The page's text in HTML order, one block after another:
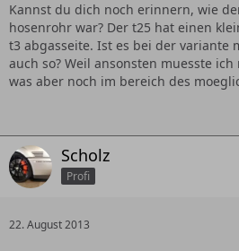
Kannst du dich noch erinnern, wie
hosenrohr war? Der t25 hat einen
t3 abgasseite. Ist es bei der variante
auch so? Weil ansonsten muesste
was aber noch im bereich des
Scholz
Profi
22. August 2013